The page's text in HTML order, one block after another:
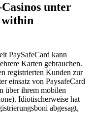
unter
within
PaySafeCard kann
Karten gebrauchen.
registrierten Kunden zur
einsatz von PaysafeCard
über ihrem mobilen
Idiotischerweise hat
abgesagt,